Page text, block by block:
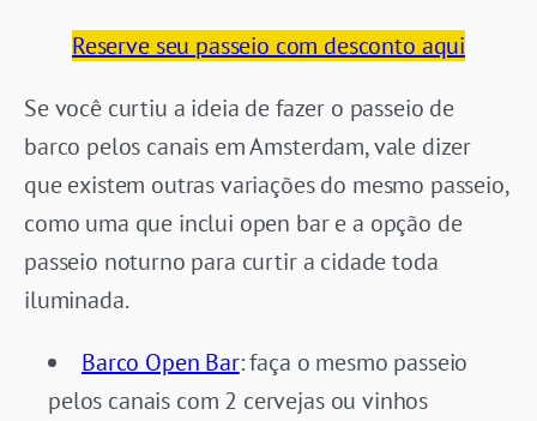
Reserve seu passeio com desconto aqui
Se você curtiu a ideia de fazer o passeio de
barco pelos canais em Amsterdam, vale dizer
que existem outras variações do mesmo passeio,
como uma que inclui open bar e a opção de
passeio noturno para curtir a cidade toda
iluminada.
Barco Open Bar: faça o mesmo passeio
pelos canais com 2 cervejas ou vinhos